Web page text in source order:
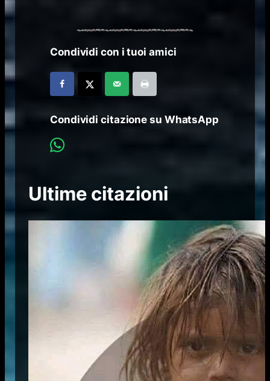
Condividi con i tuoi amici
Condividi citazione su WhatsApp
Ultime citazioni